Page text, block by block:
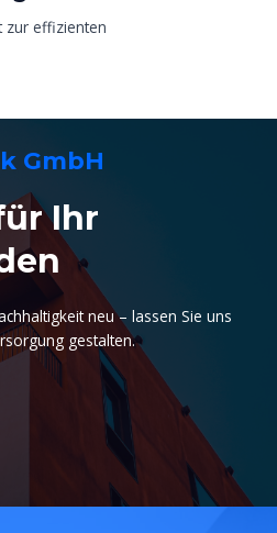
zur effizienten
GmbH
Ihr
neu – lassen Sie uns
gestalten.